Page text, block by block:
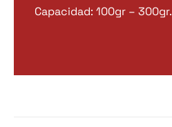
Capacidad: 100gr – 300gr.